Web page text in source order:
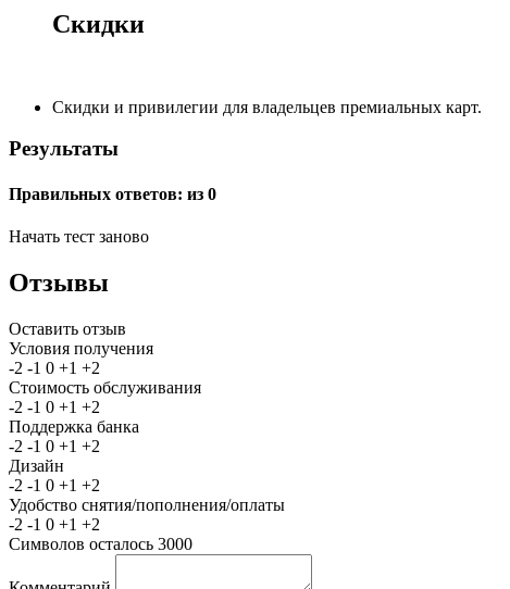
Скидки
Скидки и привилегии для владельцев премиальных карт.
Результаты
Правильных ответов: из 0
Начать тест заново
Отзывы
Оставить отзыв
Условия получения
-2 -1 0 +1 +2
Стоимость обслуживания
-2 -1 0 +1 +2
Поддержка банка
-2 -1 0 +1 +2
Дизайн
-2 -1 0 +1 +2
Удобство снятия/пополнения/оплаты
-2 -1 0 +1 +2
Символов осталось 3000